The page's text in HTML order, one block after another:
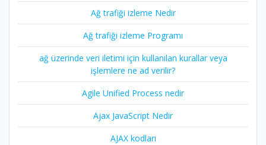
Ağ trafiği izleme Nedir
Ağ trafiği izleme Programı
ağ üzerinde veri iletimi için kullanılan kurallar veya
işlemlere ne ad verilir?
Agile Unified Process nedir
Ajax JavaScript Nedir
AJAX kodları